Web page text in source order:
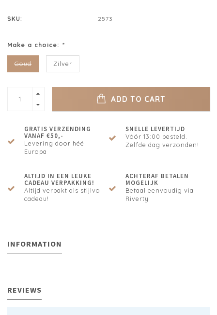
SKU: 2573
Make a choice: *
Goud Zilver
ADD TO CART
GRATIS VERZENDING
VANAF €50,-
Levering door héél
Europa
SNELLE LEVERTIJD
Vóór 13:00 besteld.
Zelfde dag verzonden!
ALTIJD IN EEN LEUKE
CADEAU VERPAKKING!
Altijd verpakt als stijlvol
cadeau!
ACHTERAF BETALEN
MOGELIJK
Betaal eenvoudig via
Riverty
INFORMATION
REVIEWS